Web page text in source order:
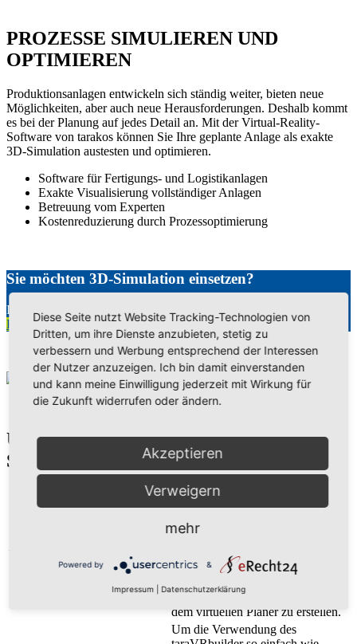
PROZESSE SIMULIEREN UND
OPTIMIEREN
Produktionsanlagen entwickeln sich ständig weiter, bieten neue
Möglichkeiten, aber auch neue Herausforderungen. Deshalb kommt
es bei der Planung auf jedes Detail an. Mit der Virtual-Reality-
Software von tarakos können Sie Ihre geplante Anlage als exakte
3D-Simulation austesten und optimieren.
Software für Fertigungs- und Logistikanlagen
Exakte Visualisierung vollständiger Anlagen
Betreuung vom Experten
Kostenreduzierung durch Prozessoptimierung
Sie möchten 3D-Simulation einsetzen?
Lassen Sie sich von uns beraten!
Kontakt aufnehmen
UNSERE LEISTUNGEN FÜR DIE 3D-
SIMULATION
Virtual Reality Software
Mit dem taraVRbuilder von
tarakos können Sie Ihre geplante
Anlage für Fertigung, Lagerung
lassen. Die Funktionsweise ist
benutzerfreundlich und
unkompliziert, somit benötigt man
keine Spezialisten, um Modelle mit
dem virtuellen Planer zu erstellen.
Um die Verwendung des
Diese Seite nutzt Website Tracking-Technologien von
Dritten, um ihre Dienste anzubieten, stetig zu
verbessern und Werbung entsprechend der Interessen
der Nutzer anzuzeigen. Ich bin damit einverstanden
und kann meine Einwilligung jederzeit mit Wirkung für
die Zukunft widerrufen oder ändern.
Akzeptieren
Verweigern
mehr
Powered by &
Impressum Datenschutzerklärung